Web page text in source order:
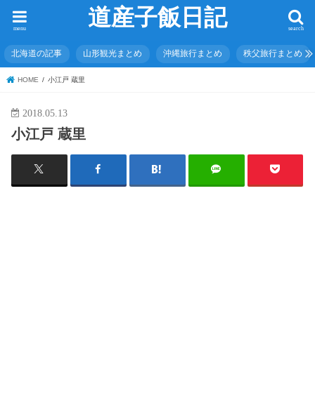
道産子飯日記 search
menu
北海道の記事 山形観光まとめ 沖縄旅行まとめ 秩父旅行まとめ
HOME 小江戸 蔵里
2018.05.13
小江戸 蔵里